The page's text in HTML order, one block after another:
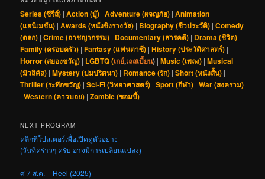
Series (ซีรีส์) |Action (บู๊) |Adventure (ผจญภัย) |Animation
(แอนิเมชัน) |Awards (หนังชิงรางวัล) | Biography (ชีวประวัติ) |Comedy
(ตลก) |Crime (อาชญากรรม) | Documentary (สารคดี) | Drama (ชีวิต) |
Family (ครอบครัว) |Fantasy (แฟนตาซี) |History (ประวัติศาสตร์) |
Horror (สยองขวัญ) | LGBTQ (เกย์,เลสเบี้ยน) |Music (เพลง) |Musical
(มิวสิคัล) |Mystery (ปมปริศนา) | Romance (รัก) |Short (หนังสั้น) |
Thriller (ระทึกขวัญ) |Sci-Fi (วิทยาศาสตร์) |Sport (กีฬา) |War (สงคราม)
|Western (คาวบอย) |Zombie (ซอมบี้)
NEXT PROGRAM
คลิกที่โปสเตอร์เพื่อเปิดดูตัวอย่าง
(วันที่คร่าวๆ ครับ อาจมีการเปลี่ยนแปลง)
ศ 7 ส.ค. – Heel (2025)